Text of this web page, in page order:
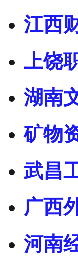
江西
上饶
湖南
矿物
武昌
广西
河南